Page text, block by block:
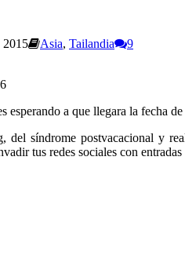
2015 Asia, Tailandia
9
esperando a que llegara la fecha
del síndrome postvacacional y
tus redes sociales con